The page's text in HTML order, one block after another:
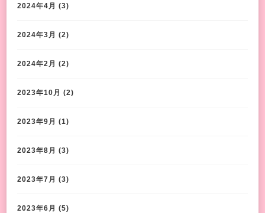
2024年4月 (3)
2024年3月 (2)
2024年2月 (2)
2023年10月 (2)
2023年9月 (1)
2023年8月 (3)
2023年7月 (3)
2023年6月 (5)